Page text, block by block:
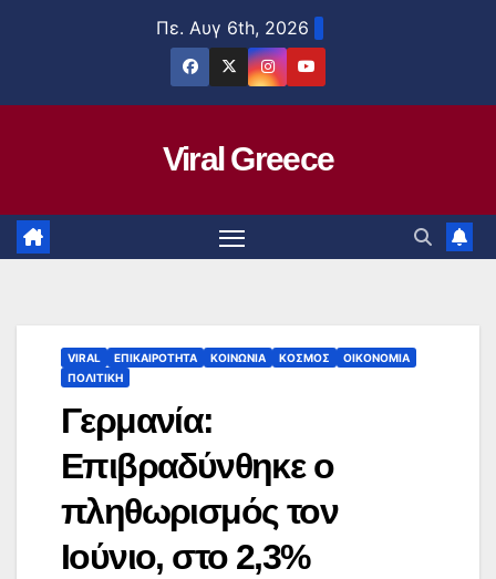
Πε. Αυγ 6th, 2026
Viral Greece
VIRAL ΕΠΙΚΑΙΡΟΤΗΤΑ ΚΟΙΝΩΝΙΑ ΚΟΣΜΟΣ
ΟΙΚΟΝΟΜΙΑ
ΠΟΛΙΤΙΚΗ
Γερμανία:
Επιβραδύνθηκε ο
πληθωρισμός τον
Ιούνιο, στο 2,3%